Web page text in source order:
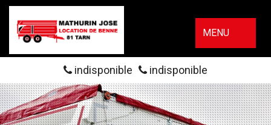
MENU
indisponible indisponible